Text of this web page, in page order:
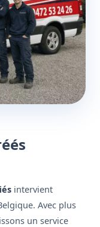
intervient
Avec plus
un service